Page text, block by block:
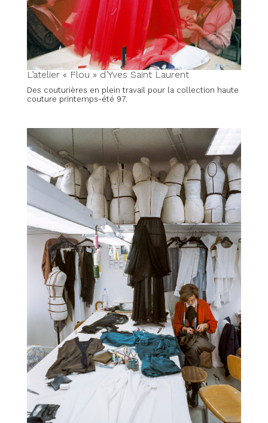
L’atelier « Flou » d’Yves Saint Laurent
Des couturières en plein travail pour la collection haute
couture printemps-été 97.